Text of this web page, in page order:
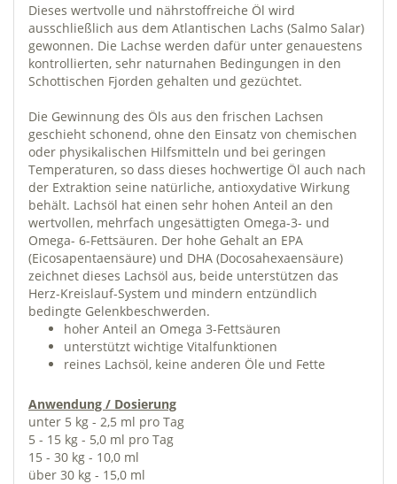
Dieses wertvolle und nährstoffreiche Öl wird
ausschließlich aus dem Atlantischen Lachs (Salmo Salar)
gewonnen. Die Lachse werden dafür unter genauestens
kontrollierten, sehr naturnahen Bedingungen in den
Schottischen Fjorden gehalten und gezüchtet.
Die Gewinnung des Öls aus den frischen Lachsen
geschieht schonend, ohne den Einsatz von chemischen
oder physikalischen Hilfsmitteln und bei geringen
Temperaturen, so dass dieses hochwertige Öl auch nach
der Extraktion seine natürliche, antioxydative Wirkung
behält. Lachsöl hat einen sehr hohen Anteil an den
wertvollen, mehrfach ungesättigten Omega-3- und
Omega- 6-Fettsäuren. Der hohe Gehalt an EPA
(Eicosapentaensäure) und DHA (Docosahexaensäure)
zeichnet dieses Lachsöl aus, beide unterstützen das
Herz-Kreislauf-System und mindern entzündlich
bedingte Gelenkbeschwerden.
hoher Anteil an Omega 3-Fettsäuren
unterstützt wichtige Vitalfunktionen
reines Lachsöl, keine anderen Öle und Fette
Anwendung / Dosierung
unter 5 kg - 2,5 ml pro Tag
5 - 15 kg - 5,0 ml pro Tag
15 - 30 kg - 10,0 ml
über 30 kg - 15,0 ml